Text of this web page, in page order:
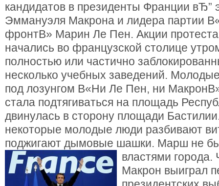
кандидатов в президенты Франции вЂ”
Эммануэля Макрона и лидера партии
фронтВ» Марин Ле Пен. Акции
начались во французской столице
полностью или частично
несколько учебных заведений.
под лозунгом В«Ни Ле Пен, ни
стала подтягиваться на площадь
двинулась в сторону площади
некоторые молодые люди разбивают
поджигают дымовые шашки. Марш не
властями города.
Макрон выиграл